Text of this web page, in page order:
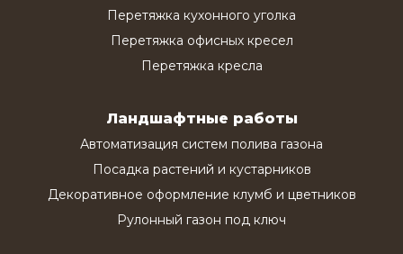
Перетяжка кухонного уголка
Перетяжка офисных кресел
Перетяжка кресла
Ландшафтные работы
Автоматизация систем полива газона
Посадка растений и кустарников
Декоративное оформление клумб и цветников
Рулонный газон под ключ